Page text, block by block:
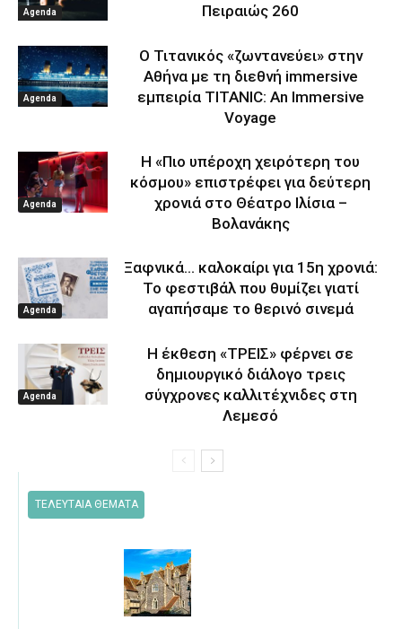
Agenda
Πειραιώς 260
Agenda
Ο Τιτανικός «ζωντανεύει» στην
Αθήνα με τη διεθνή immersive
εμπειρία TITANIC: An Immersive
Voyage
Agenda
Η «Πιο υπέροχη χειρότερη του
κόσμου» επιστρέφει για δεύτερη
χρονιά στο Θέατρο Ιλίσια –
Βολανάκης
Agenda
Ξαφνικά… καλοκαίρι για 15η χρονιά:
Το φεστιβάλ που θυμίζει γιατί
αγαπήσαμε το θερινό σινεμά
Agenda
Η έκθεση «ΤΡΕΙΣ» φέρνει σε
δημιουργικό διάλογο τρεις
σύγχρονες καλλιτέχνιδες στη
Λεμεσό
ΤΕΛΕΥΤΑΙΑ ΘΕΜΑΤΑ